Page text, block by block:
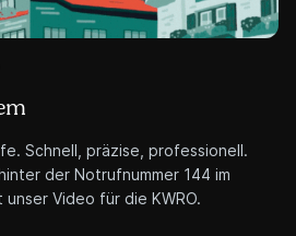
Schnell, präzise, professionell.
der Notrufnummer 144 im
Video für die KWRO.